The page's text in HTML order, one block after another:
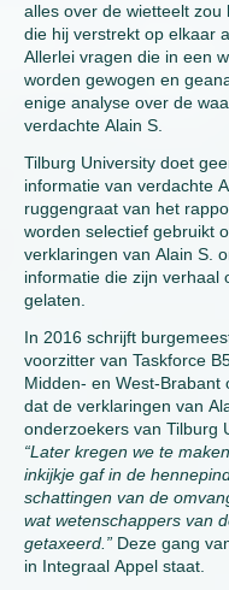
alles over de wietteelt
die hij verstrekt op elkaar
Allerlei vragen die in een
worden gewogen en
enige analyse over de
verdachte Alain S.
Tilburg University doet
informatie van verdachte
ruggengraat van het
worden selectief gebruikt
verklaringen van Alain S.
informatie die zijn verhaal
gelaten.
In 2016 schrijft
voorzitter van Taskforce
Midden- en West-Brabant
dat de verklaringen van
onderzoekers van Tilburg
“Later kregen we te
inkijkje gaf in de
schattingen van de
wat wetenschappers van
getaxeerd.” Deze gang
in Integraal Appel staat.